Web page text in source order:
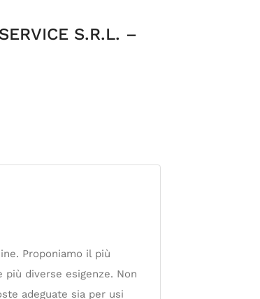
S.R.L. –
Proponiamo il più
diverse esigenze. Non
adeguate sia per usi